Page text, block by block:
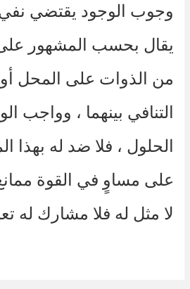
وجوب الوجود يقتضي نفي
يقال بحسب المشهور على
من الذوات على المحل أو
التنافي بينهما ، وواجب
الحلول ، فلا ضد له بهذا
على مساوٍ في القوة ممانع
لا مثل له فلا مشارك له